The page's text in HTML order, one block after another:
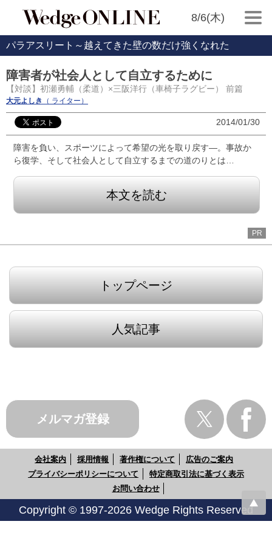
8/6(木)
パラアスリート～越えてきた壁の数だけ強くなれた
障害者が社会人として自立するために
【対談】初瀬勇輔（柔道）×三阪洋行（車椅子ラグビー） 前篇
大元よしき （ ライター）
2014/01/30
障害を負い、スポーツによって希望の光を取り戻す―。事故か
ら復学、そして社会人として自立するまでの道のりとは…
本文を読む
PR
トップページ
人気記事
メルマガ登録
会社案内 採用情報 著作権について
広告のご案内
プライバシーポリシーについて
特定商取引法に基づく表示
お問い合わせ
Copyright © 1997-2026 Wedge Rights Reserved